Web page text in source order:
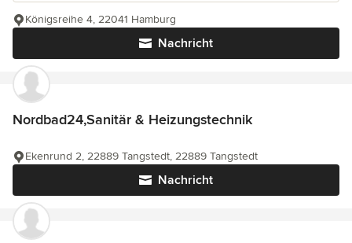
Nachricht
Königsreihe 4, 22041 Hamburg
Nordbad24,Sanitär & Heizungstechnik
Nachricht
Ekenrund 2, 22889 Tangstedt, 22889 Tangstedt